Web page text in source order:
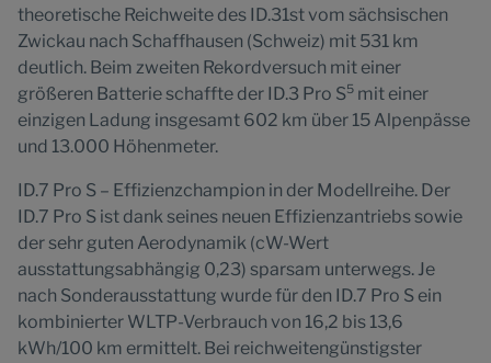
theoretische Reichweite des ID.31st vom sächsischen
Zwickau nach Schaffhausen (Schweiz) mit 531 km
deutlich. Beim zweiten Rekordversuch mit einer
größeren Batterie schaffte der ID.3 Pro S5 mit einer
einzigen Ladung insgesamt 602 km über 15 Alpenpässe
und 13.000 Höhenmeter.
ID.7 Pro S – Effizienzchampion in der Modellreihe. Der
ID.7 Pro S ist dank seines neuen Effizienzantriebs sowie
der sehr guten Aerodynamik (cW-Wert
ausstattungsabhängig 0,23) sparsam unterwegs. Je
nach Sonderausstattung wurde für den ID.7 Pro S ein
kombinierter WLTP-Verbrauch von 16,2 bis 13,6
kWh/100 km ermittelt. Bei reichweitengünstigster